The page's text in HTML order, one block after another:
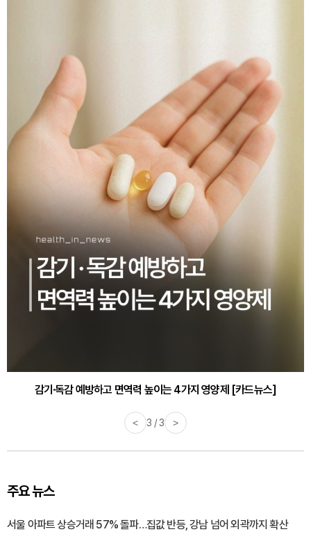
감기·독감 예방하고 면역력 높이는 4가지 영양제 [카드뉴스]
< 3 / 3 >
주요 뉴스
서울 아파트 상승거래 57% 돌파…집값 반등, 강남 넘어 외곽까지 확산